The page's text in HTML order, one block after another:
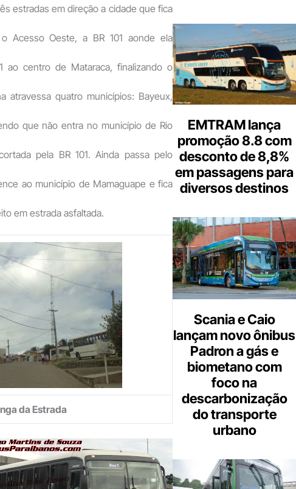
estradas em direção a cidade que fica
Acesso Oeste, a BR 101 aonde ela
ao centro de Mataraca, finalizando o
atravessa quatro municípios: Bayeux,
que não entra no município de Rio
pela BR 101. Ainda passa pelo
ao município de Mamaguape e fica
em estrada asfaltada.
da Estrada
EMTRAM lança
promoção 8.8 com
desconto de 8,8%
em passagens para
diversos destinos
Scania e Caio
lançam novo ônibus
Padron a gás e
biometano com
foco na
descarbonização
do transporte
urbano